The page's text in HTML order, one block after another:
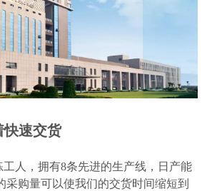
快速交货
工人，拥有8条先进的生产线，日产能
采购量可以使我们的交货时间缩短到